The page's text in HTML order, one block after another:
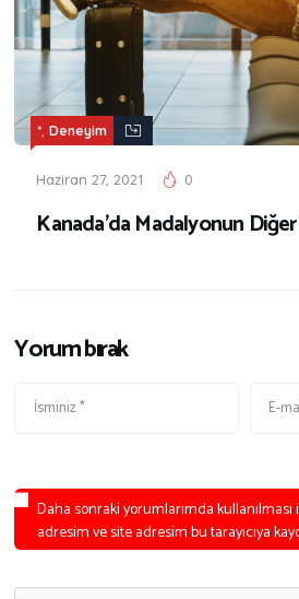
*,Deneyim
Haziran 27, 2021 0
Kanada’da Madalyonun
Yorum bırak
Daha sonraki yorumlarımda kullanılması
adresim ve site adresim bu tarayıcıya